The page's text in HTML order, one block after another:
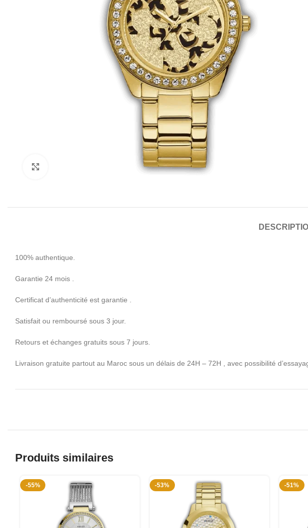
100% authentique.
Garantie 24 mois .
Certificat d’authenticité est garantie .
Satisfait ou remboursé sous 3 jour.
Retours et échanges gratuits sous 7 jours.
Livraison gratuite partout au Maroc sous un délais de 24H – 72H , avec possibilité
Produits similaires
-55% -53% -51%